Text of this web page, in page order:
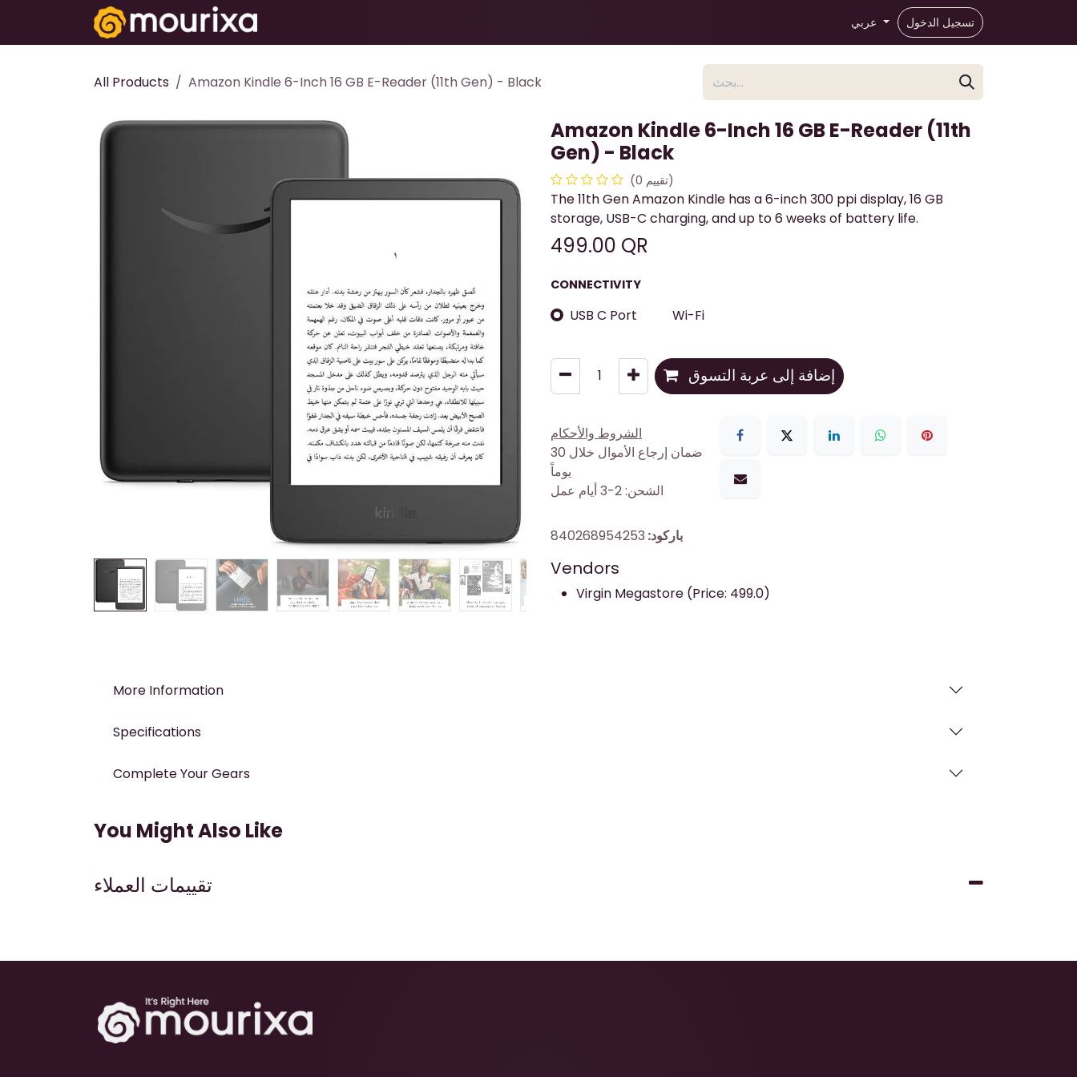
تخطي للذهاب إلى المحتوى
عربي تسجيل الدخول
All Products Amazon Kindle 6-Inch 16 GB E-Reader (11th Gen) - Black
Amazon Kindle 6-Inch 16 GB E-Reader (11th
Gen) - Black
(تقييم 0)
The 11th Gen Amazon Kindle has a 6-inch 300 ppi display, 16 GB
storage, USB-C charging, and up to 6 weeks of battery life.
499.00 QR
CONNECTIVITY
USB C Port Wi-Fi
إضافة إلى عربة التسوق
الشروط والأحكام
ضمان إرجاع الأموال خلال 30
يوماً
الشحن: 2-3 أيام عمل
باركود: 840268954253
Vendors
Virgin Megastore (Price: 499.0)
More Information
Specifications
Complete Your Gears
You Might Also Like
تقييمات العملاء